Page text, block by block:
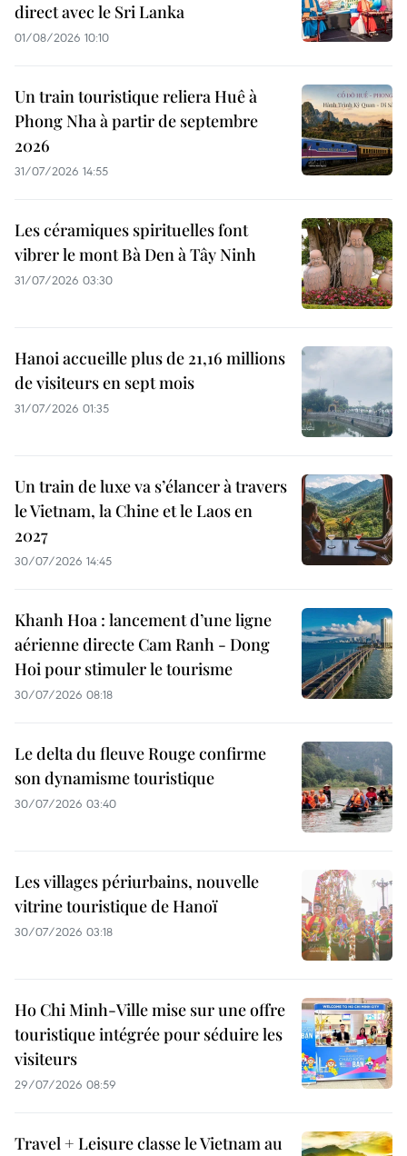
direct avec le Sri Lanka
01/08/2026 10:10
Un train touristique reliera Huê à
Phong Nha à partir de septembre
2026
31/07/2026 14:55
Les céramiques spirituelles font
vibrer le mont Bà Den à Tây Ninh
31/07/2026 03:30
Hanoi accueille plus de 21,16 millions
de visiteurs en sept mois ​
31/07/2026 01:35
Un train de luxe va s’élancer à travers
le Vietnam, la Chine et le Laos en
2027
30/07/2026 14:45
Khanh Hoa : lancement d’une ligne
aérienne directe Cam Ranh - Dong
Hoi pour stimuler le tourisme
30/07/2026 08:18
Le delta du fleuve Rouge confirme
son dynamisme touristique
30/07/2026 03:40
Les villages périurbains, nouvelle
vitrine touristique de Hanoï
30/07/2026 03:18
Ho Chi Minh-Ville mise sur une offre
touristique intégrée pour séduire les
visiteurs
29/07/2026 08:59
Travel + Leisure classe le Vietnam au